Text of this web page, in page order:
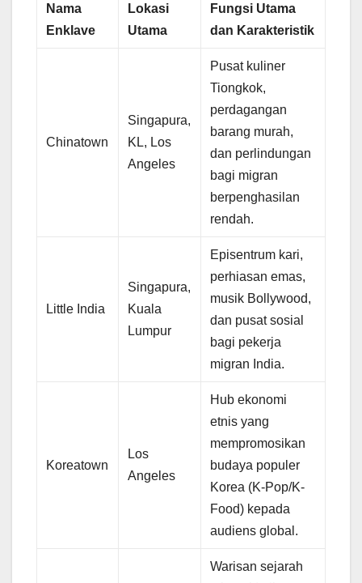
Nama
Enklave
Lokasi
Utama
Fungsi Utama
dan Karakteristik
Chinatown
Singapura,
KL, Los
Angeles
Pusat kuliner
Tiongkok,
perdagangan
barang murah,
dan perlindungan
bagi migran
berpenghasilan
rendah.
Little India
Singapura,
Kuala
Lumpur
Episentrum kari,
perhiasan emas,
musik Bollywood,
dan pusat sosial
bagi pekerja
migran India.
Koreatown
Los
Angeles
Hub ekonomi
etnis yang
mempromosikan
budaya populer
Korea (K-Pop/K-
Food) kepada
audiens global.
Warisan sejarah